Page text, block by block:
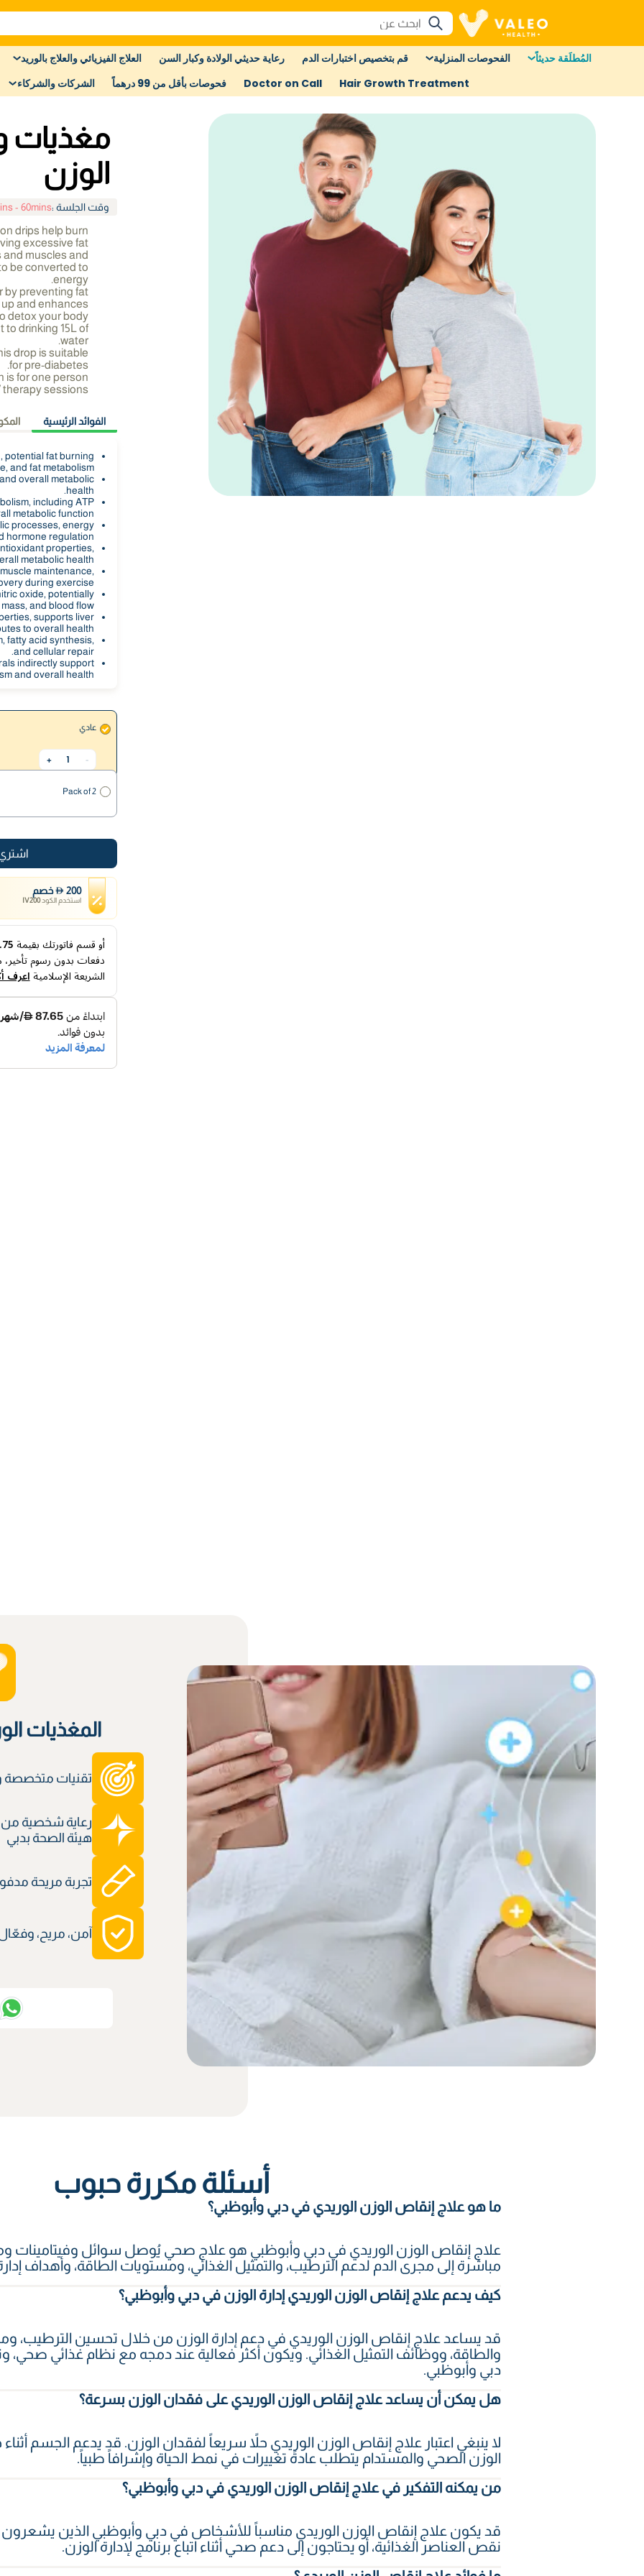
المُطلَقة حديثاً الفحوصات المنزلية قم بتخصيص اختبارات الدم رعاية حديثي الولادة وكبار السن
العلاج الفيزيائي والعلاج بالوريد
Hair Growth Treatment
Doctor on Call فحوصات بأقل من 99 درهماً الشركات والشركاء
مغذيات
الوزن
وقت الجلسة :
- 60mins
drips help burn
excessive fat
muscles and
be converted to
energy.
by preventing fat
and enhances
detox your body.
drinking 15L of
water.
drop is suitable
for pre-diabetes.
is for one person
sessions.
الفوائد الرئيسية
potential fat burning
and fat metabolism.
overall metabolic
health.
including ATP
metabolic function.
processes, energy
hormone regulation.
properties,
metabolic health.
maintenance,
during exercise.
oxide, potentially
and blood flow.
supports liver
to overall health.
fatty acid synthesis,
and cellular repair.
indirectly support
and overall health.
عادي
-
1
+
Pack of 2
200 خصم
استخدم الكود IV200
أو قسم فاتورتك بقيمة
دفعات بدون رسوم تأخير،
الشريعة الإسلاميةاعرف
المغذيات
تقنيات متخصصة
رعاية شخصية
هيئة الصحة بدبي
تجربة مريحة
آمن، مريح،
أسئلة مكررة حبوب
ما هو علاج إنقاص الوزن الوريدي في دبي وأبوظبي؟
علاج إنقاص الوزن الوريدي في دبي وأبوظبي هو علاج صحي يُوصل سوائل وفيتامينات
مباشرة إلى مجرى الدم لدعم الترطيب، والتمثيل الغذائي، ومستويات الطاقة، وأهداف
كيف يدعم علاج إنقاص الوزن الوريدي إدارة الوزن في دبي وأبوظبي؟
قد يساعد علاج إنقاص الوزن الوريدي في دعم إدارة الوزن من خلال تحسين الترطيب،
والطاقة، ووظائف التمثيل الغذائي. ويكون أكثر فعالية عند دمجه مع نظام غذائي
دبي وأبوظبي.
هل يمكن أن يساعد علاج إنقاص الوزن الوريدي على فقدان الوزن بسرعة؟
لا ينبغي اعتبار علاج إنقاص الوزن الوريدي حلاً سريعاً لفقدان الوزن. قد يدعم الجسم
الوزن الصحي والمستدام يتطلب عادةً تغييرات في نمط الحياة وإشرافاً طبياً.
من يمكنه التفكير في علاج إنقاص الوزن الوريدي في دبي وأبوظبي؟
قد يكون علاج إنقاص الوزن الوريدي مناسباً للأشخاص في دبي وأبوظبي الذين يشعرون
نقص العناصر الغذائية، أو يحتاجون إلى دعم صحي أثناء اتباع برنامج لإدارة الوزن.